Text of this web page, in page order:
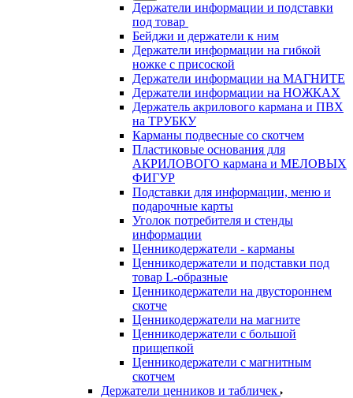
Держатели информации и подставки
под товар
Бейджи и держатели к ним
Держатели информации на гибкой
ножке с присоской
Держатели информации на МАГНИТЕ
Держатели информации на НОЖКАХ
Держатель акрилового кармана и ПВХ
на ТРУБКУ
Карманы подвесные со скотчем
Пластиковые основания для
АКРИЛОВОГО кармана и МЕЛОВЫХ
ФИГУР
Подставки для информации, меню и
подарочные карты
Уголок потребителя и стенды
информации
Ценникодержатели - карманы
Ценникодержатели и подставки под
товар L-образные
Ценникодержатели на двустороннем
скотче
Ценникодержатели на магните
Ценникодержатели с большой
прищепкой
Ценникодержатели с магнитным
скотчем
Держатели ценников и табличек